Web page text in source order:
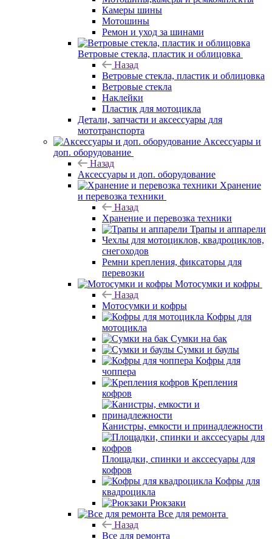
Камеры шины
Мотошины
Ремон и уход за шинами
Ветровые стекла, пластик и облицовка
Назад
Ветровые стекла, пластик и облицовка
Ветровые стекла
Наклейки
Пластик для мотоцикла
Детали, запчасти и аксессуары для
мототранспорта
Аксессуары и
доп. оборудование
Назад
Аксессуары и доп. оборудование
Хранение
и перевозка техники
Назад
Хранение и перевозка техники
Трапы и аппарели
Чехлы для мотоциклов, квадроциклов,
снегоходов
Ремни крепления, фиксаторы для
перевозки
Мотосумки и кофры
Назад
Мотосумки и кофры
Кофры для
мотоцикла
Сумки на бак
Сумки и баулы
Кофры для
чоппера
Крепления
кофров
Канистры, емкости и принадлежности
Площадки, спинки и акссесуары для
кофров
Кофры для
квадроцикла
Рюкзаки
Все для ремонта
Назад
Все для ремонта